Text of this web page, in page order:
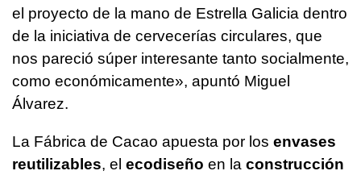
el proyecto de la mano de Estrella Galicia dentro
de la iniciativa de cervecerías circulares, que
nos pareció súper interesante tanto socialmente,
como económicamente», apuntó Miguel
Álvarez.
La Fábrica de Cacao apuesta por los envases
reutilizables, el ecodiseño en la construcción